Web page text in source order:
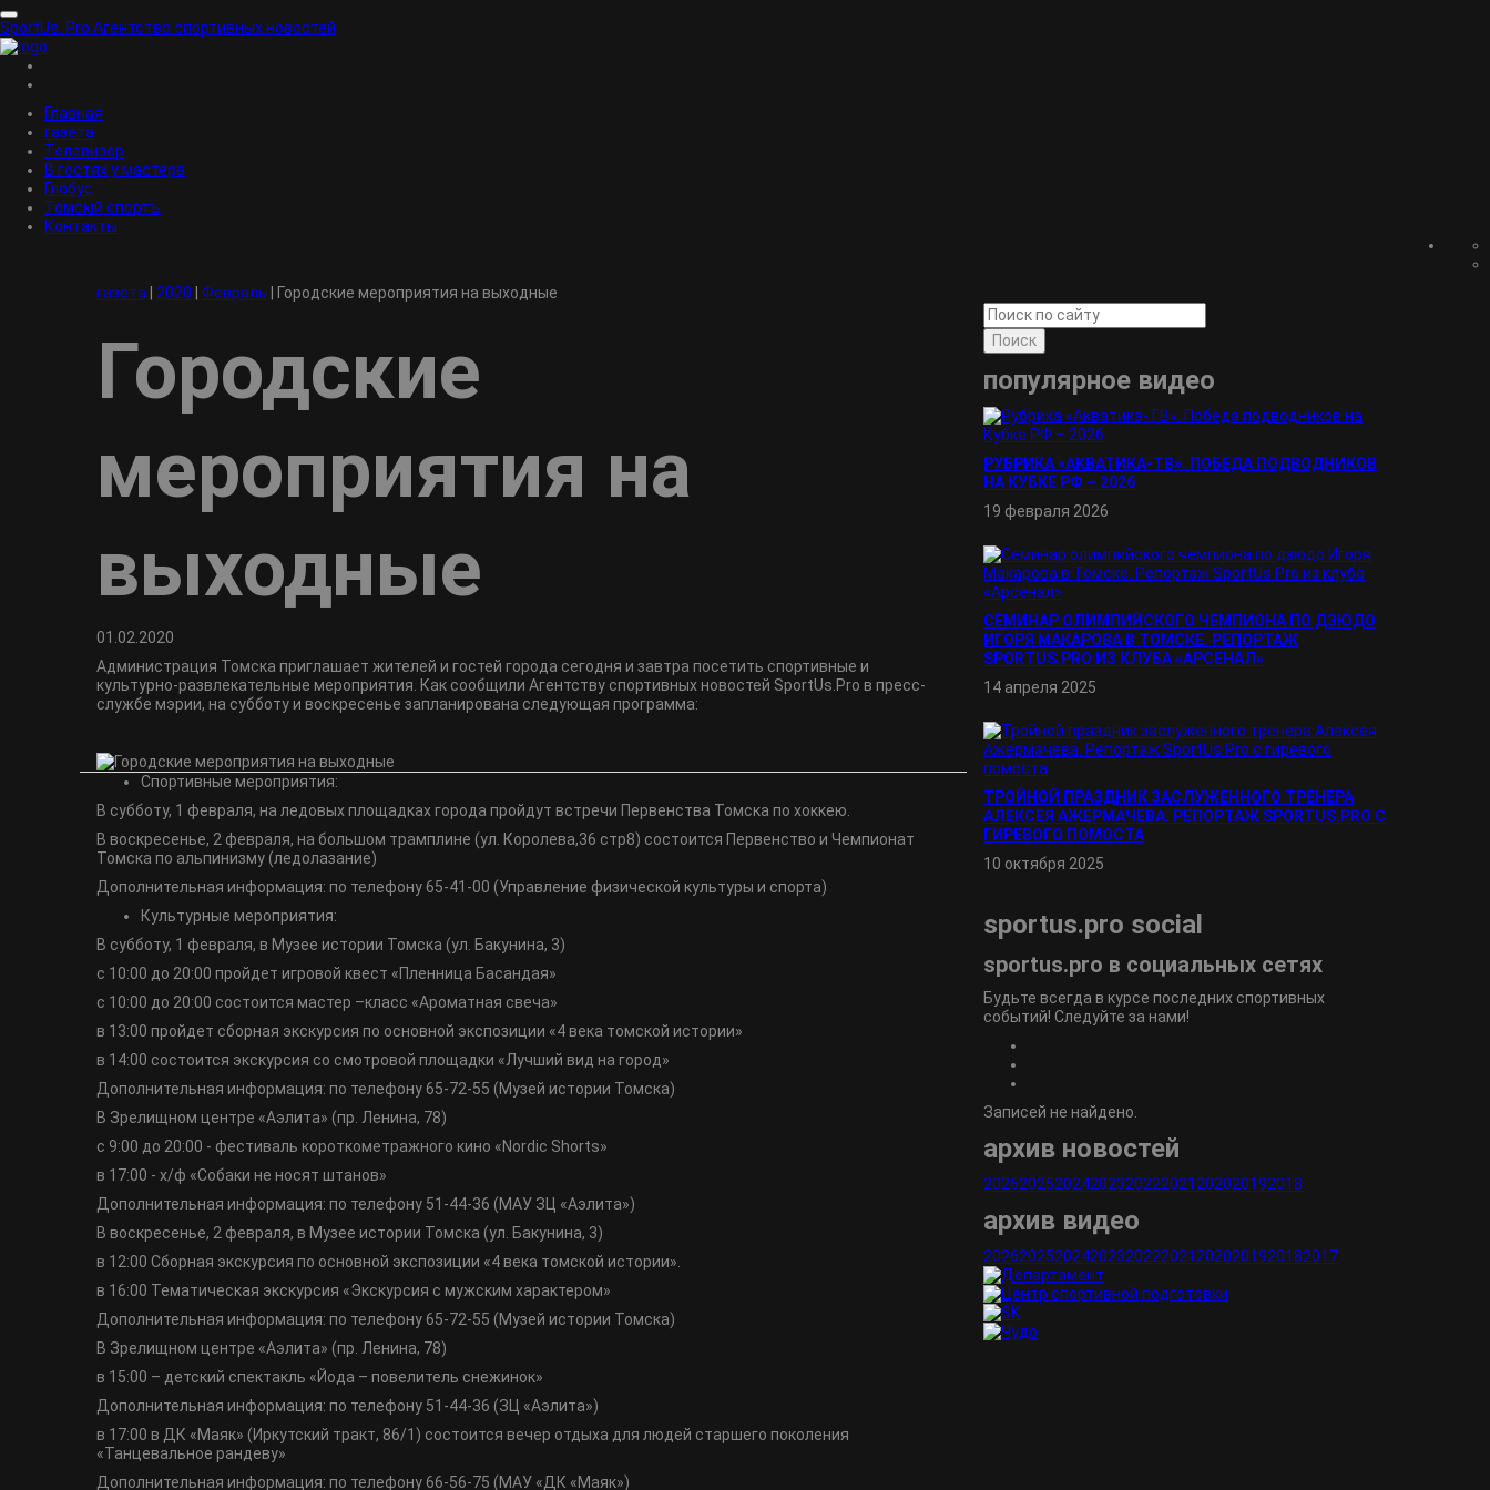
SportUs. Pro Агентство спортивных новостей
Главная
газета
Телевизор
В гостях у мастера
Глобус
Томскiй спортъ
Контакты
газета 2020 Февраль Городские мероприятия на выходные
Городские
мероприятия на
выходные
01.02.2020
Администрация Томска приглашает жителей и гостей города сегодня и завтра посетить спортивные и
культурно-развлекательные мероприятия. Как сообщили Агентству спортивных новостей SportUs.Pro в пресс-
службе мэрии, на субботу и воскресенье запланирована следующая программа:
Спортивные мероприятия:
В субботу, 1 февраля, на ледовых площадках города пройдут встречи Первенства Томска по хоккею.
В воскресенье, 2 февраля, на большом трамплине (ул. Королева,36 стр8) состоится Первенство и Чемпионат
Томска по альпинизму (ледолазание)
Дополнительная информация: по телефону 65-41-00 (Управление физической культуры и спорта)
Культурные мероприятия:
В субботу, 1 февраля, в Музее истории Томска (ул. Бакунина, 3)
с 10:00 до 20:00 пройдет игровой квест «Пленница Басандая»
с 10:00 до 20:00 состоится мастер –класс «Ароматная свеча»
в 13:00 пройдет сборная экскурсия по основной экспозиции «4 века томской истории»
в 14:00 состоится экскурсия со смотровой площадки «Лучший вид на город»
Дополнительная информация: по телефону 65-72-55 (Музей истории Томска)
В Зрелищном центре «Аэлита» (пр. Ленина, 78)
с 9:00 до 20:00 - фестиваль короткометражного кино «Nordic Shorts»
в 17:00 - х/ф «Собаки не носят штанов»
Дополнительная информация: по телефону 51-44-36 (МАУ ЗЦ «Аэлита»)
В воскресенье, 2 февраля, в Музее истории Томска (ул. Бакунина, 3)
в 12:00 Сборная экскурсия по основной экспозиции «4 века томской истории».
в 16:00 Тематическая экскурсия «Экскурсия с мужским характером»
Дополнительная информация: по телефону 65-72-55 (Музей истории Томска)
В Зрелищном центре «Аэлита» (пр. Ленина, 78)
в 15:00 – детский спектакль «Йода – повелитель снежинок»
Дополнительная информация: по телефону 51-44-36 (ЗЦ «Аэлита»)
в 17:00 в ДК «Маяк» (Иркутский тракт, 86/1) состоится вечер отдыха для людей старшего поколения
«Танцевальное рандеву»
Дополнительная информация: по телефону 66-56-75 (МАУ «ДК «Маяк»)
Поиск
популярное видео
РУБРИКА «АКВАТИКА-TВ». ПОБЕДА ПОДВОДНИКОВ
НА КУБКЕ РФ – 2026
19 февраля 2026
СЕМИНАР ОЛИМПИЙСКОГО ЧЕМПИОНА ПО ДЗЮДО
ИГОРЯ МАКАРОВА В ТОМСКЕ. РЕПОРТАЖ
SPORTUS.PRO ИЗ КЛУБА «АРСЕНАЛ»
14 апреля 2025
ТРОЙНОЙ ПРАЗДНИК ЗАСЛУЖЕННОГО ТРЕНЕРА
АЛЕКСЕЯ АЖЕРМАЧЕВА. РЕПОРТАЖ SPORTUS.PRO С
ГИРЕВОГО ПОМОСТА
10 октября 2025
sportus.pro social
sportus.pro в социальных сетях
Будьте всегда в курсе последних спортивных
событий! Следуйте за нами!
Записей не найдено.
архив новостей
202620252024202320222021 202020192018
архив видео
202620252024202320222021 2020201920182017